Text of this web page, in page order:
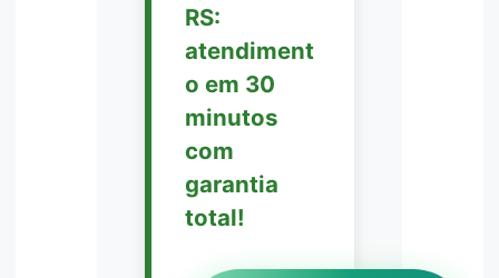
RS:
atendiment
o em 30
minutos
com
garantia
total!